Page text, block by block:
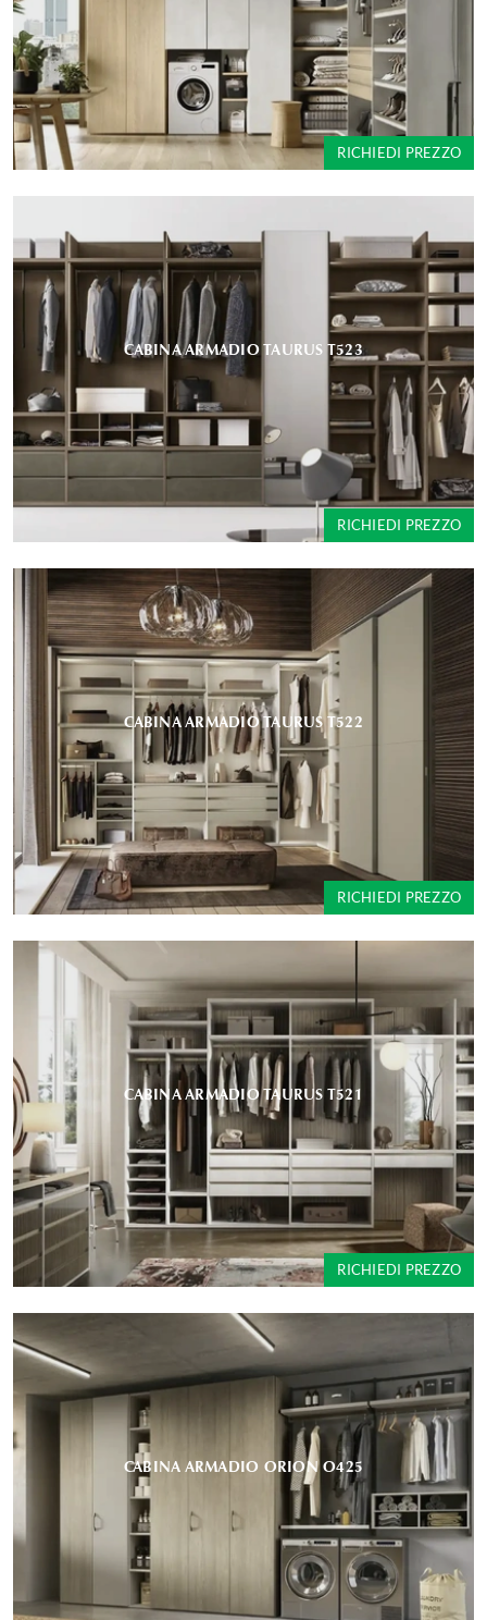
RICHIEDI PREZZO
CABINA ARMADIO TAURUS T523
RICHIEDI PREZZO
CABINA ARMADIO TAURUS T522
RICHIEDI PREZZO
CABINA ARMADIO TAURUS T521
RICHIEDI PREZZO
CABINA ARMADIO ORION O425